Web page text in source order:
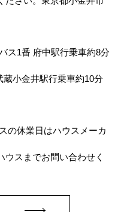
ス1番 府中駅行乗車約8分
小金井駅行乗車約10分
の休業日はハウスメーカ
スまでお問い合わせく